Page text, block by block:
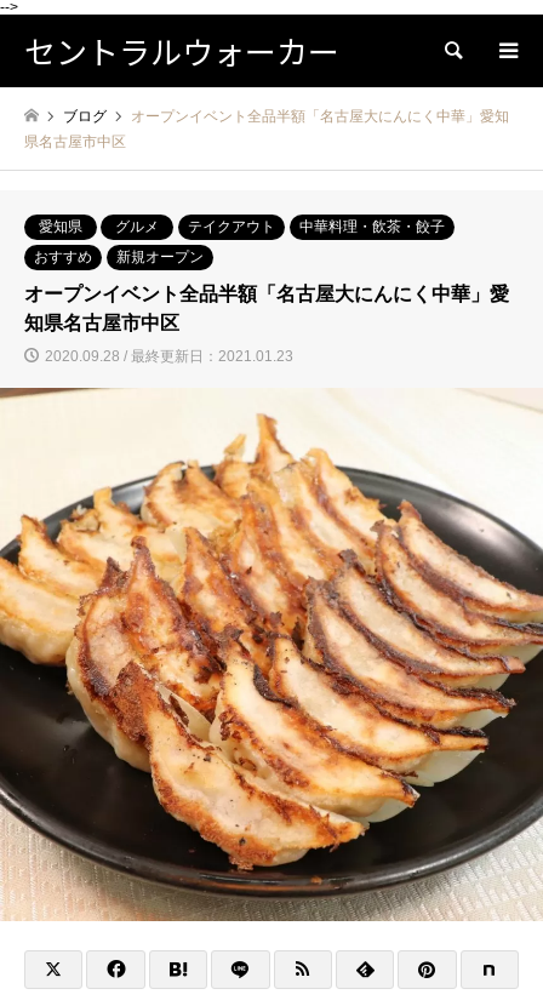
-->
セントラルウォーカー 検索
ブログ
オープンイベント全品半額「名古屋大にんにく中華」愛知
県名古屋市中区
愛知県 グルメ テイクアウト
中華料理・飲茶・餃子
おすすめ
新規オープン
オープンイベント全品半額「名古屋大にんにく中華」愛
知県名古屋市中区
2020.09.28 / 最終更新日：2021.01.23